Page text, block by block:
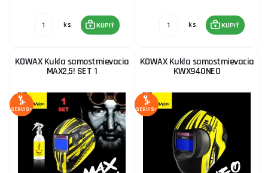
ks KÚPIŤ ks KÚPIŤ
KOWAX Kukla samostmievacia
MAX2,5! SET 1
SERVIS+
KOWAX Kukla samostmievacia
KWX940NEO
SERVIS+